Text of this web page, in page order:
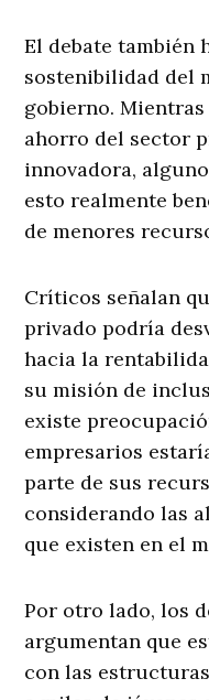
El debate también
sostenibilidad del
gobierno.
ahorro del sector
innovadora,
esto realmente
de menores
Críticos señalan
privado podría
hacia la
su misión de
existe
empresarios
parte de sus
considerando las
que existen en el
Por otro lado, los
argumentan que
con las